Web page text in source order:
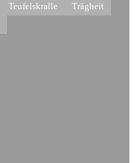
Teufelskralle
Trägheit